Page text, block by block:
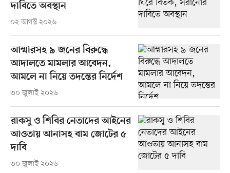
দাবিতে অবস্থান
০২ আগস্ট ২০২৬
আম্মারসহ ৯ জনের বিরুদ্ধে
আদালতে মামলার আবেদন,
আমলে না নিয়ে তদন্তের নির্দেশ
৩০ জুলাই ২০২৬
রাকসু ও শিবির নেতাদের আইনের
আওতায় আনাসহ বাম জোটের ৫
দাবি
৩০ জুলাই ২০২৬